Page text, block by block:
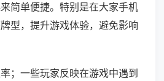
简单便捷。特别是在大家手机
型，提升游戏体验，避免影响
；一些玩家反映在游戏中遇到